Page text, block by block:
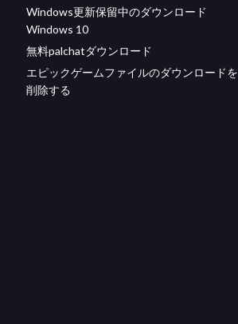
Windows更新保留中のダウンロード
Windows 10
無料palchatダウンロード
エピックゲームファイルのダウンロードを
削除する